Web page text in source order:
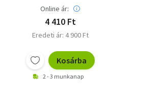
Online ár:
4 410 Ft
Eredeti ár: 4 900 Ft
Kosárba
2 - 3 munkanap